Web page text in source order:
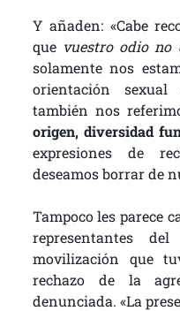
Y añaden: «Cabe
que vuestro odio no
solamente nos
orientación
también nos
origen, diversidad
expresiones de
deseamos borrar de
Tampoco les parece
representantes
movilización que
rechazo de la
denunciada. «La